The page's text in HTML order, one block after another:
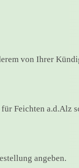
von Ihrer
Feichten a.d.Alz
angeben.